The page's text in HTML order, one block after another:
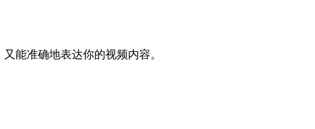
能准确地表达你的视频内容。